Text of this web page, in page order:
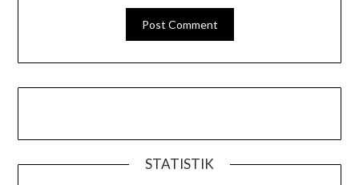
STATISTIK